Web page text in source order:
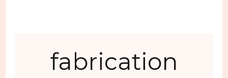
fabrication